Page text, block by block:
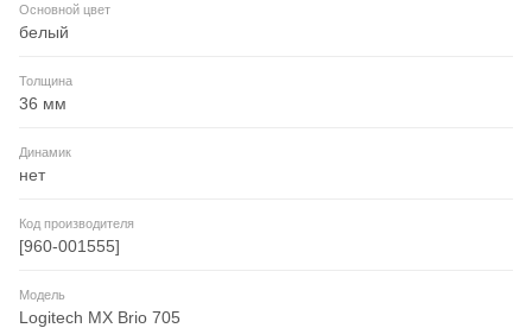
Основной цвет
белый
Толщина
36 мм
Динамик
нет
Код производителя
[960-001555]
Модель
Logitech MX Brio 705